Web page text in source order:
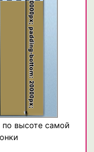
по высоте самой